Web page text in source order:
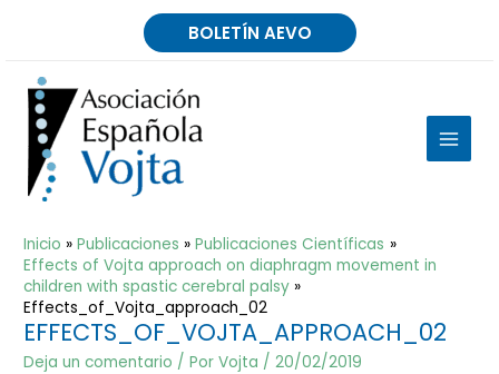
BOLETÍN AEVO
MAIN
Inicio Publicaciones
Publicaciones Científicas
Effects of Vojta approach on diaphragm movement in
children with spastic cerebral palsy
Effects_of_Vojta_approach_02
EFFECTS_OF_VOJTA_APPROACH_02
Deja un comentario / PorVojta /20/02/2019